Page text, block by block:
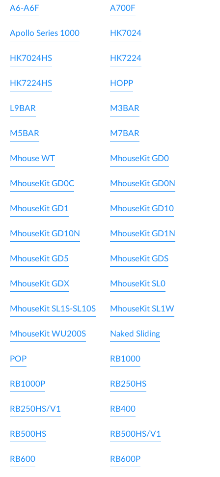
A6-A6F A700F
Apollo Series 1000 HK7024
HK7024HS HK7224
HK7224HS HOPP
L9BAR M3BAR
M5BAR M7BAR
Mhouse WT MhouseKit GD0
MhouseKit GD0C MhouseKit GD0N
MhouseKit GD1 MhouseKit GD10
MhouseKit GD10N MhouseKit GD1N
MhouseKit GD5 MhouseKit GDS
MhouseKit GDX MhouseKit SL0
MhouseKit SL1S-SL10S MhouseKit SL1W
MhouseKit WU200S Naked Sliding
POP RB1000
RB1000P RB250HS
RB250HS/V1 RB400
RB500HS RB500HS/V1
RB600 RB600P